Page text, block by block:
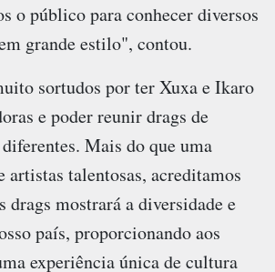
o público para conhecer diversos
grande estilo", contou.
sortudos por ter Xuxa e Ikaro
e poder reunir drags de
Mais do que uma
artistas talentosas, acreditamos
drags mostrará a diversidade e
país, proporcionando aos
experiência única de cultura